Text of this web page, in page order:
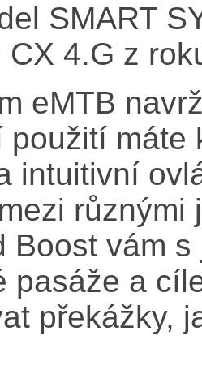
SMART
CX 4.G z
eMTB
použití máte
intuitivní
různými
Boost vám
pasáže a
překážky,